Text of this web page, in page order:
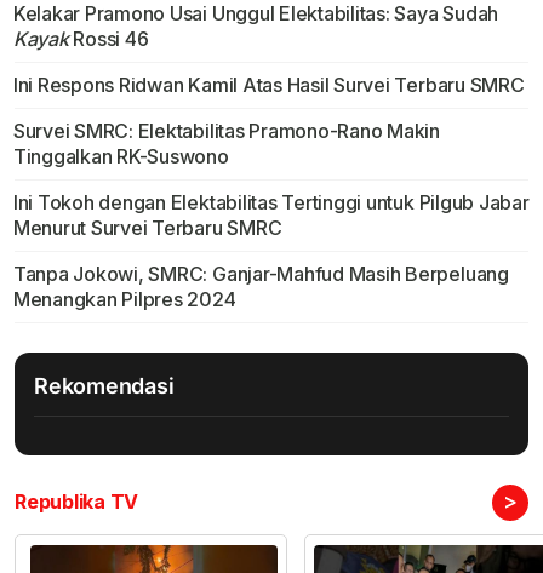
Kelakar Pramono Usai Unggul Elektabilitas: Saya Sudah
KayakRossi 46
Ini Respons Ridwan Kamil Atas Hasil Survei Terbaru SMRC
Survei SMRC: Elektabilitas Pramono-Rano Makin
Tinggalkan RK-Suswono
Ini Tokoh dengan Elektabilitas Tertinggi untuk Pilgub Jabar
Menurut Survei Terbaru SMRC
Tanpa Jokowi, SMRC: Ganjar-Mahfud Masih Berpeluang
Menangkan Pilpres 2024
Rekomendasi
Republika TV >